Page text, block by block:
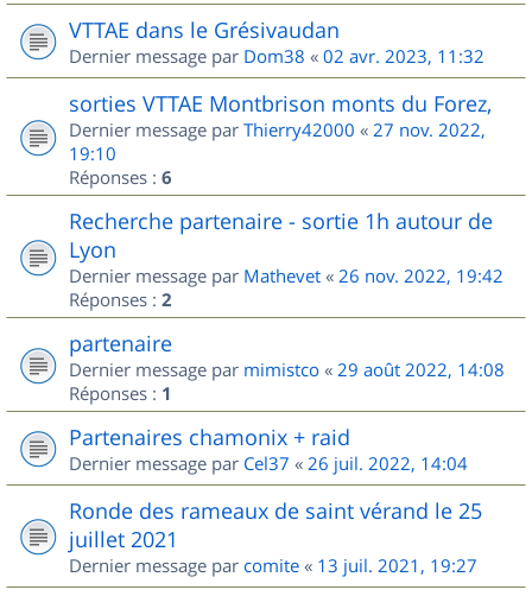
VTTAE dans le Grésivaudan
Dernier message par Dom38 « 02 avr. 2023, 11:32
sorties VTTAE Montbrison monts du Forez,
Dernier message par Thierry42000 « 27 nov. 2022,
19:10
Réponses : 6
Recherche partenaire - sortie 1h autour de
Lyon
Dernier message par Mathevet « 26 nov. 2022, 19:42
Réponses : 2
partenaire
Dernier message par mimistco « 29 août 2022, 14:08
Réponses : 1
Partenaires chamonix + raid
Dernier message par Cel37 « 26 juil. 2022, 14:04
Ronde des rameaux de saint vérand le 25
juillet 2021
Dernier message par comite « 13 juil. 2021, 19:27